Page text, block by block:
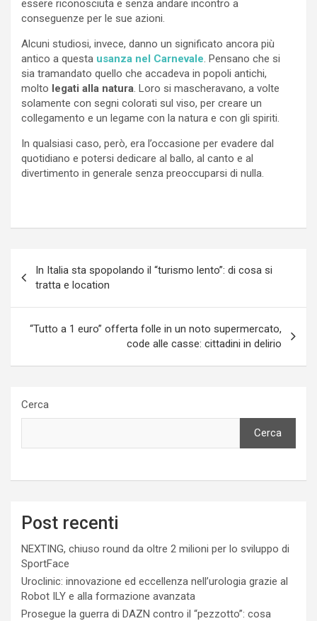
essere riconosciuta e senza andare incontro a
conseguenze per le sue azioni.
Alcuni studiosi, invece, danno un significato ancora più
antico a questa usanza nel Carnevale. Pensano che si
sia tramandato quello che accadeva in popoli antichi,
molto legati alla natura. Loro si mascheravano, a volte
solamente con segni colorati sul viso, per creare un
collegamento e un legame con la natura e con gli spiriti.
In qualsiasi caso, però, era l’occasione per evadere dal
quotidiano e potersi dedicare al ballo, al canto e al
divertimento in generale senza preoccuparsi di nulla.
articoli
In Italia sta spopolando il “turismo lento”: di cosa si
tratta e location
“Tutto a 1 euro” offerta folle in un noto supermercato,
code alle casse: cittadini in delirio
Cerca
Cerca
Post recenti
NEXTING, chiuso round da oltre 2 milioni per lo sviluppo di
SportFace
Uroclinic: innovazione ed eccellenza nell’urologia grazie al
Robot ILY e alla formazione avanzata
Prosegue la guerra di DAZN contro il “pezzotto”: cosa